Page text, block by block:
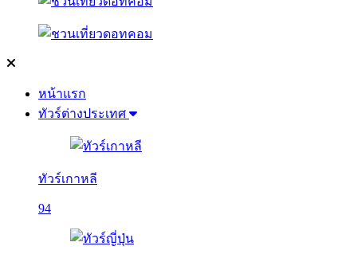
หน้าแรก
ทัวร์ต่างประเทศ
ทัวร์เกาหลี
94